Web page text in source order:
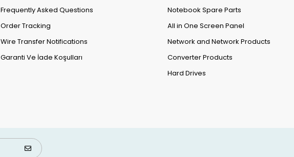
Frequently Asked Questions
Order Tracking
Wire Transfer Notifications
Garanti Ve İade Koşulları
Notebook Spare Parts
All in One Screen Panel
Network and Network Products
Converter Products
Hard Drives